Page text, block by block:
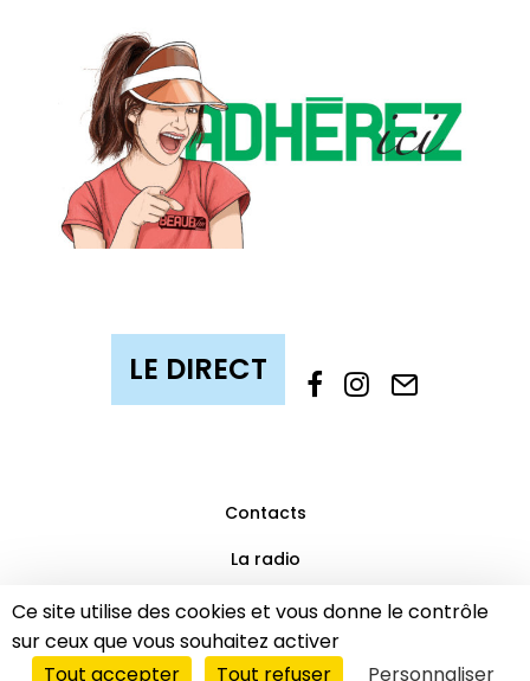
Ce site utilise des cookies et vous donne le contrôle
sur ceux que vous souhaitez activer
Tout accepter
Tout refuser Personnaliser
Contacts
La radio
Mentions légales
Partenaires